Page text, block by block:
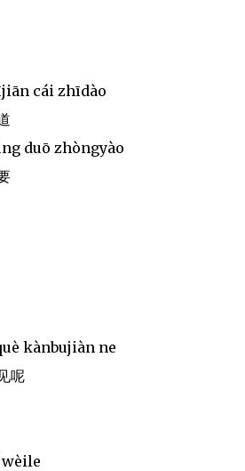
cái zhīdào
duō zhòngyào
kànbujiàn ne
呢